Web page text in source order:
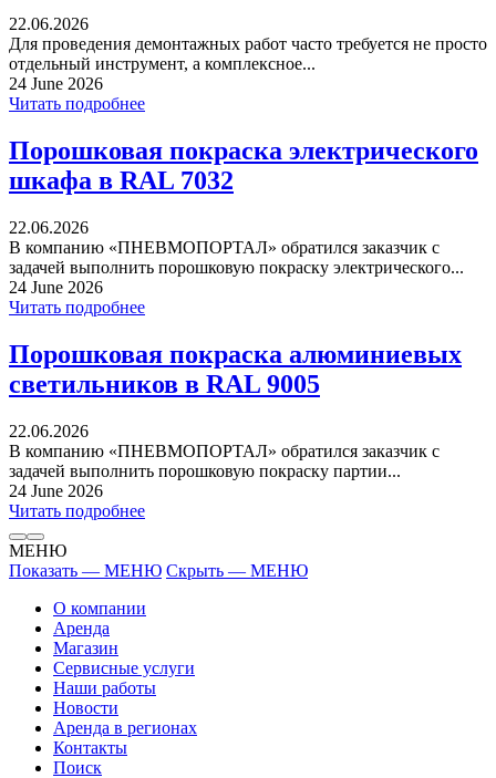
22.06.2026
Для проведения демонтажных работ часто требуется не просто
отдельный инструмент, а комплексное...
24 June 2026
Читать подробнее
Порошковая покраска электрического
шкафа в RAL 7032
22.06.2026
В компанию «ПНЕВМОПОРТАЛ» обратился заказчик с
задачей выполнить порошковую покраску электрического...
24 June 2026
Читать подробнее
Порошковая покраска алюминиевых
светильников в RAL 9005
22.06.2026
В компанию «ПНЕВМОПОРТАЛ» обратился заказчик с
задачей выполнить порошковую покраску партии...
24 June 2026
Читать подробнее
МЕНЮ
Показать — МЕНЮ Скрыть — МЕНЮ
О компании
Аренда
Магазин
Сервисные услуги
Наши работы
Новости
Аренда в регионах
Контакты
Поиск